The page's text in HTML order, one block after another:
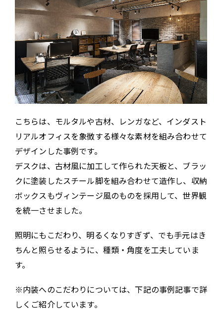
こちらは、モルタルや古材、レンガなど、インダスト
リアルオフィスを象徴する様々な素材を組み合わせて
デザインした事例です。
デスクは、古材風に加工して作られた天板と、ブラッ
クに塗装したスチール脚を組み合わせて造作し、収納
ボックスもヴィンテージ風のものを採用して、世界観
を統一させました。
照明にもこだわり、明るくなりすぎず、でも手元はき
ちんと照らせるように、種類・角度を工夫していま
す。
※内装へのこだわりについては、下記の事例記事で詳
しくご紹介しています。